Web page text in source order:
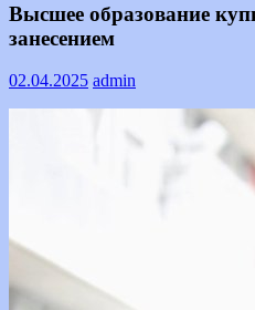
Информация
Высшее образование
занесением
02.04.2025 admin